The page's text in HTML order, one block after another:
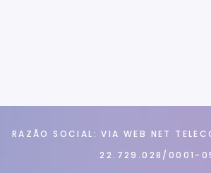
RAZÃO SOCIAL: VIA WEB NET
22.729.028/0001-